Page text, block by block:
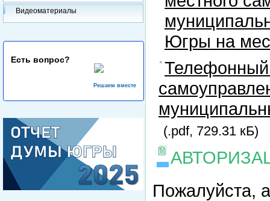
Видеоматериалы
Есть вопрос?
Решаем вместе
Югры на
Телефонный
(.pdf, 729.31 кБ)
Пожалуйста,